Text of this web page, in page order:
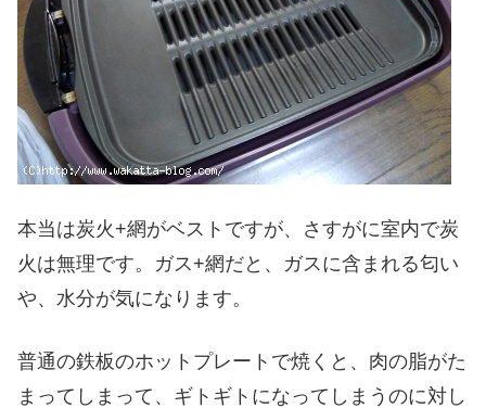
本当は炭火+網がベストですが、さすがに室内で炭
火は無理です。ガス+網だと、ガスに含まれる匂い
や、水分が気になります。
普通の鉄板のホットプレートで焼くと、肉の脂がた
まってしまって、ギトギトになってしまうのに対し